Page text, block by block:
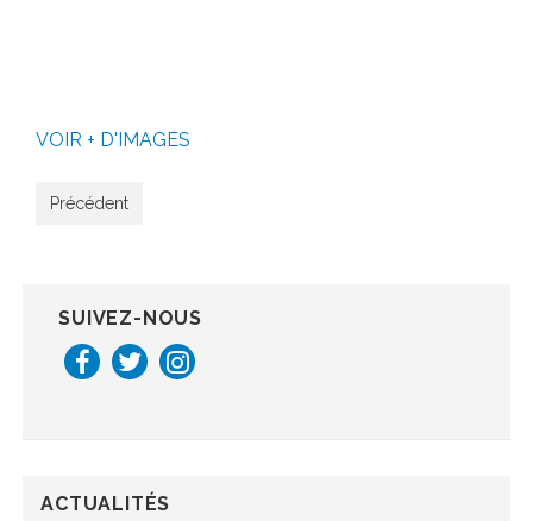
VOIR + D'IMAGES
Précédent
SUIVEZ-NOUS
ACTUALITÉS